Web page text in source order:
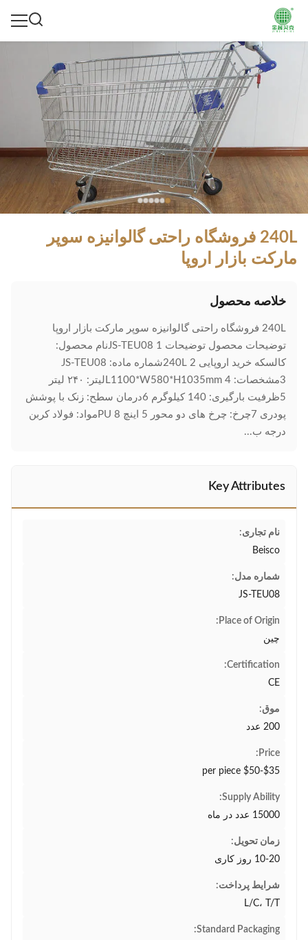
240L فروشگاه راحتی گالوانیزه سوپر
مارکت بازار اروپا
خلاصه محصول
240L فروشگاه راحتی گالوانیزه سوپر مارکت بازار اروپا
توضیحات محصول توضیحات JS-TEU08 1نام محصول:
کالسکه خرید اروپایی 240L 2شماره ماده: JS-TEU08
3مشخصات: L1100*W580*H1035mm 4لیتر: ۲۴۰ لیتر
5ظرفیت بارگیری: 140 کيلوگرم 6درمان سطح: زنک با پوشش
پودری 7چرخ: چرخ های دو محور 5 اینچ PU 8مواد: فولاد کربن
درجه ب...
Key Attributes
نام تجاری:
Beisco
شماره مدل:
JS-TEU08
Place of Origin:
چین
Certification:
CE
موق:
200 عدد
Price:
$35-$50 per piece
Supply Ability:
15000 عدد در ماه
زمان تحویل:
10-20 روز کاری
شرایط پرداخت:
L/C، T/T
Standard Packaging: